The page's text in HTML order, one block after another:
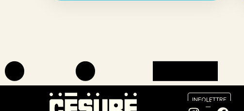
INFOLETTRE